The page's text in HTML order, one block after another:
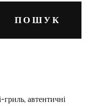
ПОШУК
гриль, автентичні